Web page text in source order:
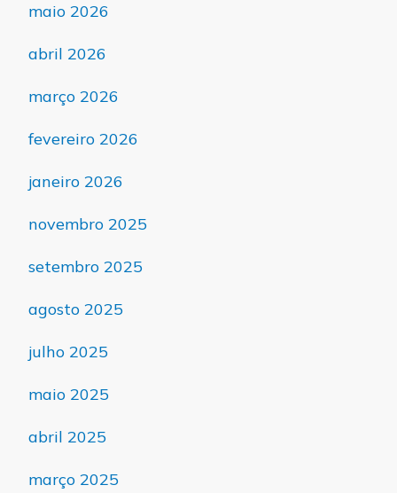
maio 2026
abril 2026
março 2026
fevereiro 2026
janeiro 2026
novembro 2025
setembro 2025
agosto 2025
julho 2025
maio 2025
abril 2025
março 2025